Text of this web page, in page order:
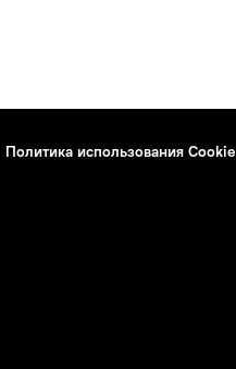
Политика использования Cookie